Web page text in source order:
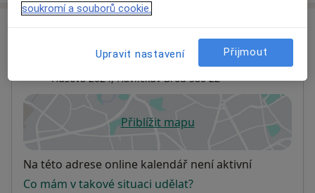
Nemocnice Havlíčkův Brod
Husova 2624, Havlíčkův Brod580 22
Přiblížit mapuse otevře v nové záložce
Dostupnost
Na této adrese online kalendář není aktivní
Co mám v takové situaci udělat?
soukromí a souborů cookie.
Upravit nastavení Přijmout